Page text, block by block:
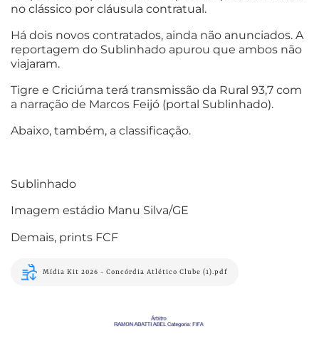
no clássico por cláusula contratual.
Há dois novos contratados, ainda não anunciados. A
reportagem do Sublinhado apurou que ambos não
viajaram.
Tigre e Criciúma terá transmissão da Rural 93,7 com
a narração de Marcos Feijó (portal Sublinhado).
Abaixo, também, a classificação.
Sublinhado
Imagem estádio Manu Silva/GE
Demais, prints FCF
Mídia Kit 2026 - Concórdia Atlético Clube (1).pdf